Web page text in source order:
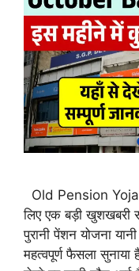
Old Pension
लिए एक बड़ी खुशखबरी
पुरानी पेंशन योजना
महत्वपूर्ण फैसला